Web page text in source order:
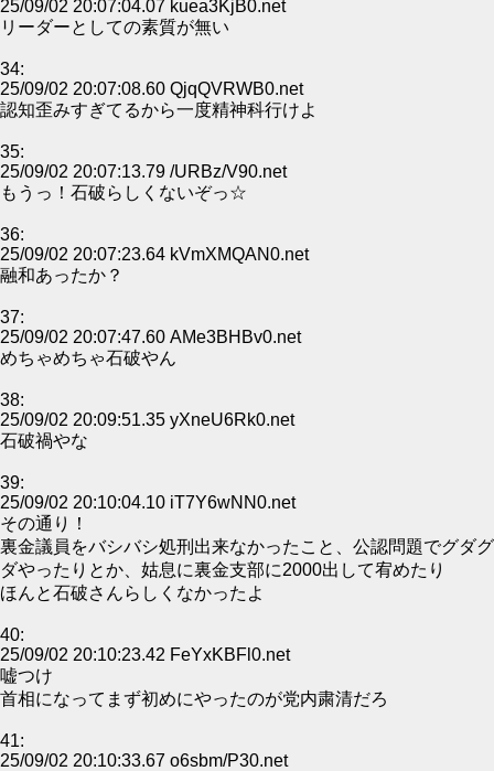
25/09/02 20:07:04.07 kuea3KjB0.net
リーダーとしての素質が無い
34:
25/09/02 20:07:08.60 QjqQVRWB0.net
認知歪みすぎてるから一度精神科行けよ
35:
25/09/02 20:07:13.79 /URBz/V90.net
もうっ！石破らしくないぞっ☆
36:
25/09/02 20:07:23.64 kVmXMQAN0.net
融和あったか？
37:
25/09/02 20:07:47.60 AMe3BHBv0.net
めちゃめちゃ石破やん
38:
25/09/02 20:09:51.35 yXneU6Rk0.net
石破禍やな
39:
25/09/02 20:10:04.10 iT7Y6wNN0.net
その通り！
裏金議員をバシバシ処刑出来なかったこと、公認問題でグダグ
ダやったりとか、姑息に裏金支部に2000出して宥めたり
ほんと石破さんらしくなかったよ
40:
25/09/02 20:10:23.42 FeYxKBFl0.net
嘘つけ
首相になってまず初めにやったのが党内粛清だろ
41:
25/09/02 20:10:33.67 o6sbm/P30.net